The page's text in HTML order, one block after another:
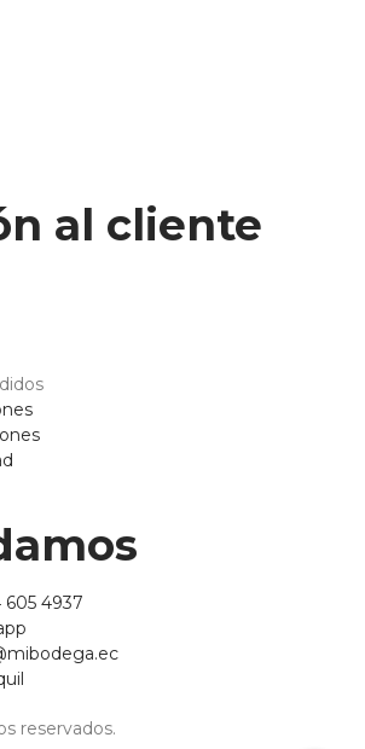
al cliente
4937
reservados.